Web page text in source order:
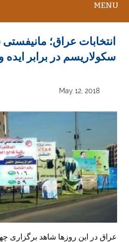
MENU
انتخابات عراق؛
سکولاریسم در برابر ایده
May 12, 2018
عراق در این روزها شاهد برگزاری